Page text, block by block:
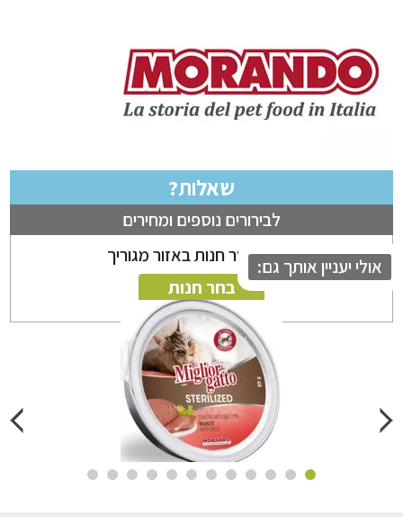
שאלות?
לבירורים נוספים ומחירים
ניתן לבחור חנות באזור מגוריך
בחר חנות
יעניין אותך גם: